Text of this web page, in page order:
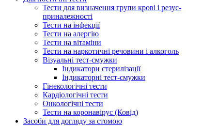
Тести для визначення групи крові і резус-
приналежності
Тести на інфекції
Тести на алергію
Тести на вітаміни
Тести на наркотичні речовини і алкоголь
Візуальні тест-смужки
Індикатори стерилізації
Індикаторні тест-смужки
Гінекологічні тести
Кардіологічні тести
Онкологічні тести
Тести на коронавірус (Ковід)
Засоби для догляду за стомою